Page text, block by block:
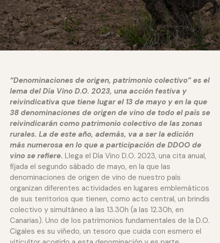
“Denominaciones de origen, patrimonio colectivo” es el
lema del Día Vino D.O. 2023, una acción festiva y
reivindicativa que tiene lugar el 13 de mayo y en la que
38 denominaciones de origen de vino de todo el país se
reivindicarán como patrimonio colectivo de las zonas
rurales. La de este año, además, va a ser la edición
más numerosa en lo que a participación de DDOO de
vino se refiere. Llega el Día Vino D.O. 2023, una cita anual,
fijada el segundo sábado de mayo, en la que las
denominaciones de origen de vino de nuestro país
organizan diferentes actividades en lugares emblemáticos
de sus territorios que tienen, como acto central, un brindis
colectivo y simultáneo a las 13.30h (a las 12.30h, en
Canarias). Uno de los patrimonios fundamentales de la D.O.
Cigales es su viñedo, un tesoro que cuida con esmero el